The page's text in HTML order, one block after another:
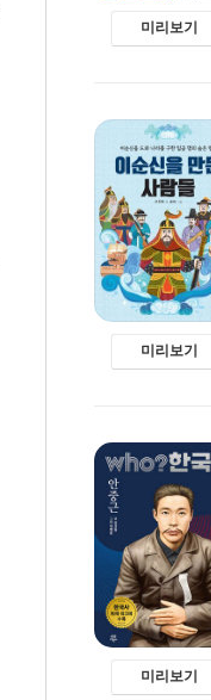
미리보기
미리보기
미리보기